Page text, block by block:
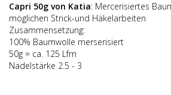
Capri 50g von Katia: Mercerisiertes
möglichen Strick-und Häkelarbeiten
Zusammensetzung:
100% Baumwolle merserisiert
50g = ca. 125 Lfm
Nadelstärke 2.5 - 3